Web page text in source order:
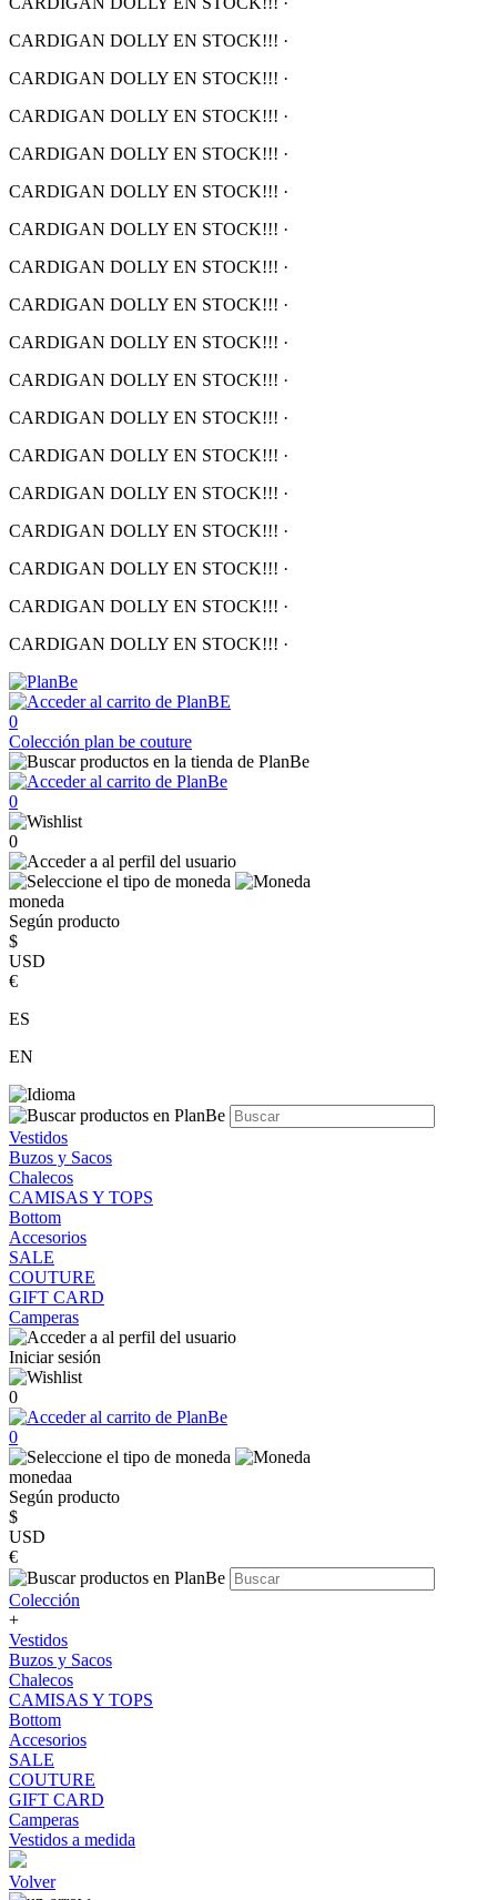
CARDIGAN DOLLY EN STOCK!!! ·
CARDIGAN DOLLY EN STOCK!!! ·
CARDIGAN DOLLY EN STOCK!!! ·
CARDIGAN DOLLY EN STOCK!!! ·
CARDIGAN DOLLY EN STOCK!!! ·
CARDIGAN DOLLY EN STOCK!!! ·
CARDIGAN DOLLY EN STOCK!!! ·
CARDIGAN DOLLY EN STOCK!!! ·
CARDIGAN DOLLY EN STOCK!!! ·
CARDIGAN DOLLY EN STOCK!!! ·
CARDIGAN DOLLY EN STOCK!!! ·
CARDIGAN DOLLY EN STOCK!!! ·
CARDIGAN DOLLY EN STOCK!!! ·
CARDIGAN DOLLY EN STOCK!!! ·
CARDIGAN DOLLY EN STOCK!!! ·
CARDIGAN DOLLY EN STOCK!!! ·
CARDIGAN DOLLY EN STOCK!!! ·
0
Colección plan be couture
0
0
moneda
Según producto
$
USD
€
ES
EN
Vestidos
Buzos y Sacos
Chalecos
CAMISAS Y TOPS
Bottom
Accesorios
SALE
COUTURE
GIFT CARD
Camperas
Iniciar sesión
0
0
monedaa
Según producto
$
USD
€
Colección
+
Vestidos
Buzos y Sacos
Chalecos
CAMISAS Y TOPS
Bottom
Accesorios
SALE
COUTURE
GIFT CARD
Camperas
Vestidos a medida
Volver